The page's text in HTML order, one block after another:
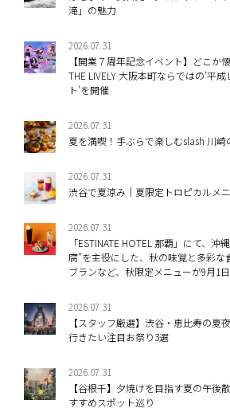
滝」の魅力
2026.07.31
【開業７周年記念イベント】どこか
THE LIVELY 大阪本町ならではの’平
ト’を開催
2026.07.31
夏を満喫！手ぶらで楽しむslash 川崎
2026.07.31
渋谷で夏涼み｜夏限定トロピカルメ
2026.07.31
「ESTINATE HOTEL 那覇」にて、沖
腐”を主役にした、秋の味覚と多彩な
ブランなど、秋限定メニューが9月1
2026.07.31
【スタッフ厳選】渋谷・恵比寿の夏
行きたい注目お祭り3選
2026.07.31
【谷根千】夕焼けを目指す夏の午後
すすめスポット巡り